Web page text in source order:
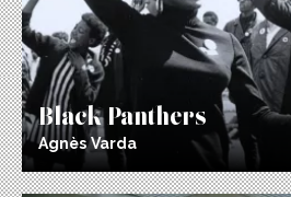
Black Panthers
Agnès Varda